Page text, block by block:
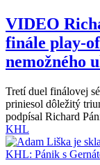
VIDEO
finále play-
nemožného
Tretí duel finálovej
priniesol dôležitý
podpísal Richard
KHL